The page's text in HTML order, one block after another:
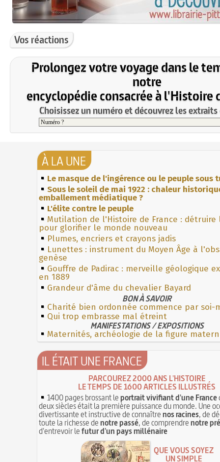
Vos réactions
Prolongez votre voyage dans le
notre
encyclopédie consacrée à l'Histoire
Choisissez un numéro et découvrez les
À LA UNE
Le masque de l'ingérence ou le peuple sous
Sous le soleil de mai 1922 : chaleur
emballement médiatique ?
L'élite contre le peuple
Mutilation de l'Histoire de France : détruire
pour glorifier le monde nouveau
Plumes, encriers et crayons jadis
Lunettes : instrument du Moyen Âge à
genèse
Gouffre de Padirac : merveille géologique
en 1889
Grandeur d'âme du chevalier Bayard
BON À SAVOIR
Charité bien ordonnée commence par soi-
Qui trop embrasse mal étreint
MANIFESTATIONS / EXPOSITIONS
Maternités, archéologie de la figure
IL ÉTAIT UNE FRANCE
PARCOUREZ 2000 ANS L'HISTOIRE
LE TEMPS DE 1600 ARTICLES ILLUSTRÉS
1400 pages brossant leportrait vivifiant d'une France
deux siècles était la première puissance du monde. Une
divertissante et instructive de connaîtrenos racines, de
toute la richesse denotre passé, de comprendrenotre
d'entrevoir lefutur d'un pays millénaire
QUE VOUS SOYEZ
UN SIMPLE